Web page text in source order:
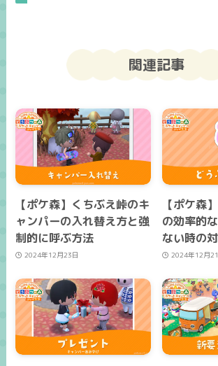
関連記事
【ポケ森】くちぶえ峠のキ
ャンパーの入れ替え方と強
制的に呼ぶ方法
2024年12月23日
【ポケ森
の効率的
ない時の
2024年12月